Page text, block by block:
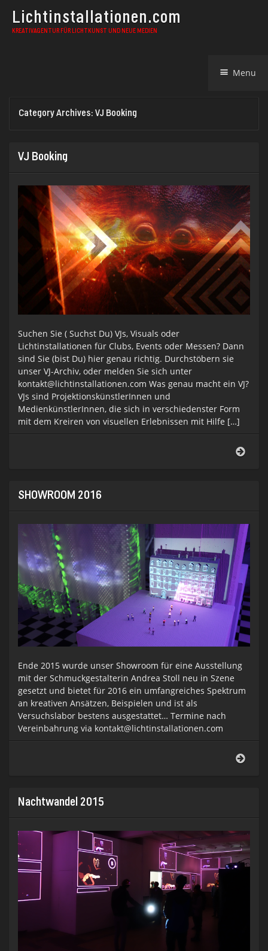
Lichtinstallationen.com
KREATIVAGENTUR FÜR LICHTKUNST UND NEUE MEDIEN
Menu
Category Archives: VJ Booking
VJ Booking
Suchen Sie ( Suchst Du) VJs, Visuals oder
Lichtinstallationen für Clubs, Events oder Messen? Dann
sind Sie (bist Du) hier genau richtig. Durchstöbern sie
unser VJ-Archiv, oder melden Sie sich unter
kontakt@lichtinstallationen.com Was genau macht ein VJ?
VJs sind ProjektionskünstlerInnen und
MedienkünstlerInnen, die sich in verschiedenster Form
mit dem Kreiren von visuellen Erlebnissen mit Hilfe […]
SHOWROOM 2016
Ende 2015 wurde unser Showroom für eine Ausstellung
mit der Schmuckgestalterin Andrea Stoll neu in Szene
gesetzt und bietet für 2016 ein umfangreiches Spektrum
an kreativen Ansätzen, Beispielen und ist als
Versuchslabor bestens ausgestattet… Termine nach
Vereinbahrung via kontakt@lichtinstallationen.com
Nachtwandel 2015